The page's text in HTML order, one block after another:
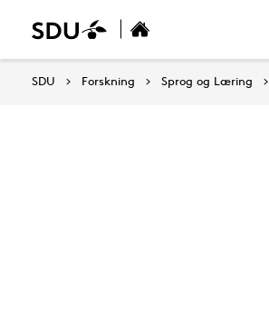
SDU Forskning Sprog og Læring